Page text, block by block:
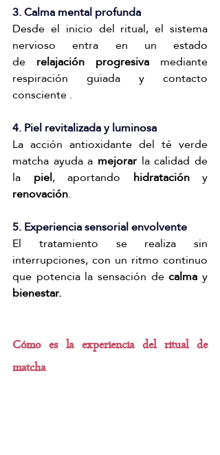
3. Calma mental profunda
Desde el inicio del ritual, el sistema
nervioso entra en un estado
de relajación progresiva mediante
respiración guiada y contacto
consciente .
4. Piel revitalizada y luminosa
La acción antioxidante del té verde
matcha ayuda a mejorar la calidad de
la piel, aportando hidratación
renovación.
5. Experiencia sensorial envolvente
El tratamiento se realiza sin
interrupciones, con un ritmo continuo
que potencia la sensación de calma
bienestar.
Cómo es la experiencia del ritual de
matcha